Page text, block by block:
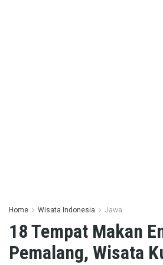
Home Wisata Indonesia Jawa
18 Tempat Makan
Pemalang, Wisata